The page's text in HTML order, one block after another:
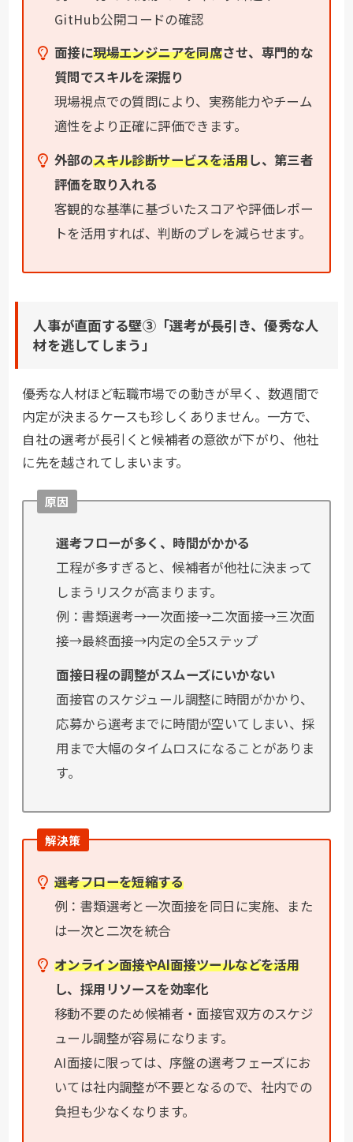
GitHub公開コードの確認
面接に現場エンジニアを同席させ、専門的な
質問でスキルを深掘り
現場視点での質問により、実務能力やチーム
適性をより正確に評価できます。
外部のスキル診断サービスを活用し、第三者
評価を取り入れる
客観的な基準に基づいたスコアや評価レポー
トを活用すれば、判断のブレを減らせます。
人事が直面する壁③「選考が長引き、優秀な人
材を逃してしまう」
優秀な人材ほど転職市場での動きが早く、数週間で
内定が決まるケースも珍しくありません。一方で、
自社の選考が長引くと候補者の意欲が下がり、他社
に先を越されてしまいます。
原因
選考フローが多く、時間がかかる
工程が多すぎると、候補者が他社に決まって
しまうリスクが高まります。
例：書類選考→一次面接→二次面接→三次面
接→最終面接→内定の全5ステップ
面接日程の調整がスムーズにいかない
面接官のスケジュール調整に時間がかかり、
応募から選考までに時間が空いてしまい、採
用まで大幅のタイムロスになることがありま
す。
解決策
選考フローを短縮する
例：書類選考と一次面接を同日に実施、また
は一次と二次を統合
オンライン面接やAI面接ツールなどを活用
し、採用リソースを効率化
移動不要のため候補者・面接官双方のスケジ
ュール調整が容易になります。
AI面接に限っては、序盤の選考フェーズにお
いては社内調整が不要となるので、社内での
負担も少なくなります。